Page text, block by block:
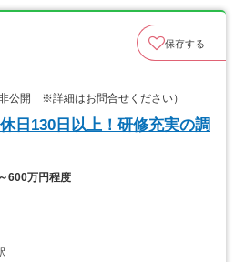
保存する
公開 ※詳細はお問合せください）
日130日以上！研修充実の調
600万円程度